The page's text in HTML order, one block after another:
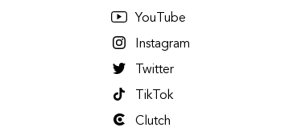
YouTube
Instagram
Twitter
TikTok
Clutch